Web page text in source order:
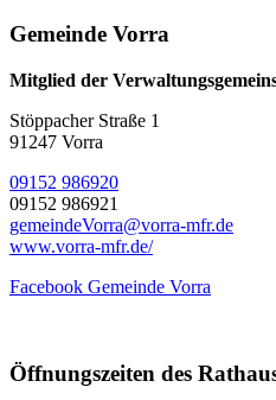
Gemeinde Vorra
Mitglied der
Stöppacher Straße 1
91247 Vorra
09152 986920
09152 986921
gemeindeVorra@vorra-mfr.de
www.vorra-mfr.de/
Facebook Gemeinde Vorra
Öffnungszeiten des